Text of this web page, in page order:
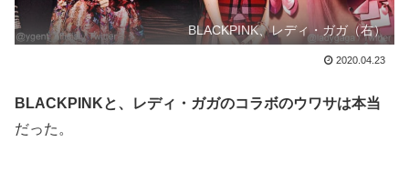
BLACKPINK、レディ・ガガ（右）
2020.04.23
BLACKPINKと、レディ・ガガのコラボのウワサは本当
だった。